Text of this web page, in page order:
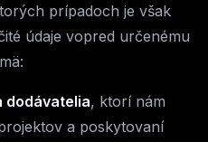
prípadoch je však
údaje vopred určenému
dodávatelia, ktorí nám
a poskytovaní